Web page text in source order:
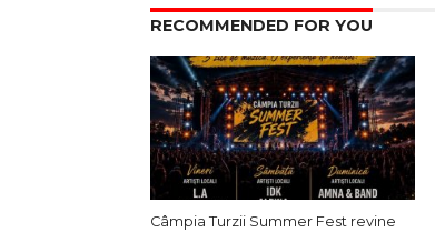
RECOMMENDED FOR YOU
Câmpia Turzii Summer Fest revine